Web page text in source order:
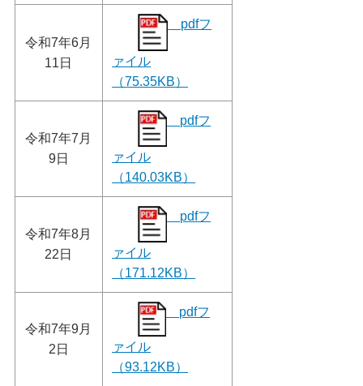
令和7年6月
11日
pdfフ
ァイル
（75.35KB）
令和7年7月
9日
pdfフ
ァイル
（140.03KB）
令和7年8月
22日
pdfフ
ァイル
（171.12KB）
令和7年9月
2日
pdfフ
ァイル
（93.12KB）